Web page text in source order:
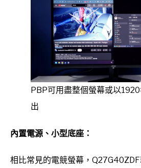
PBP可用盡整個螢幕或以
出
內置電源、小型底座：
相比常見的電競螢幕，